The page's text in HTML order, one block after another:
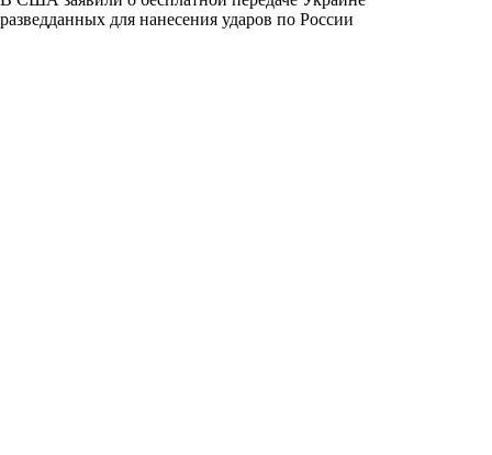
разведданных для нанесения ударов по России